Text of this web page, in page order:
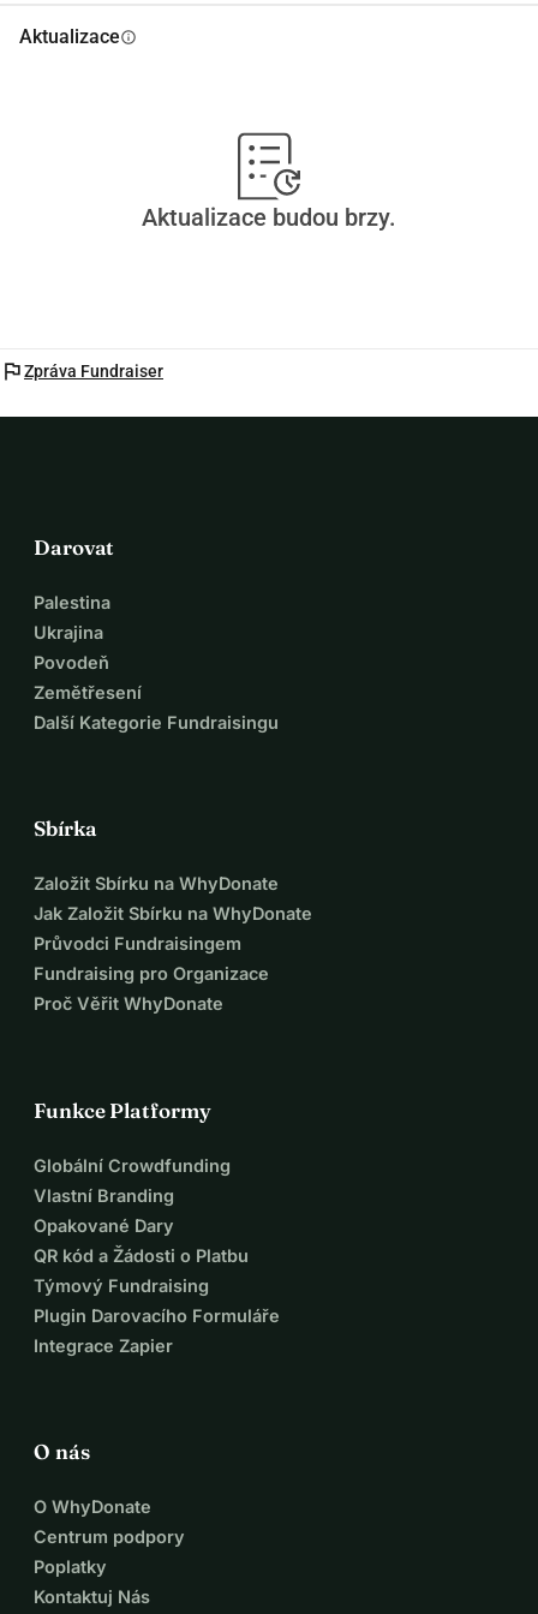
Aktualizaceinfo
Aktualizace budou brzy.
flagZpráva Fundraiser
Darovat
Palestina
Ukrajina
Povodeň
Zemětřesení
Další Kategorie Fundraisingu
Sbírka
Založit Sbírku na WhyDonate
Jak Založit Sbírku na WhyDonate
Průvodci Fundraisingem
Fundraising pro Organizace
Proč Věřit WhyDonate
Funkce Platformy
Globální Crowdfunding
Vlastní Branding
Opakované Dary
QR kód a Žádosti o Platbu
Týmový Fundraising
Plugin Darovacího Formuláře
Integrace Zapier
O nás
O WhyDonate
Centrum podpory
Poplatky
Kontaktuj Nás